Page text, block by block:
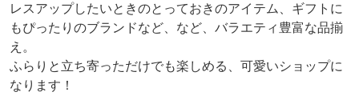
レスアップしたいときのとっておきのアイテム、ギフトに
もぴったりのブランドなど、など、バラエティ豊富な品揃
え。
ふらりと立ち寄っただけでも楽しめる、可愛いショップに
なります！